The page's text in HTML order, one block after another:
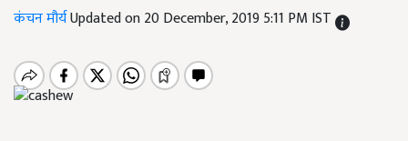
कंचन मौर्यUpdated on 20 December, 2019 5:11 PM IST